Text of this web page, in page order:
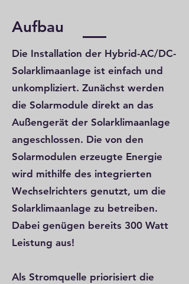
Aufbau
Die Installation der Hybrid-AC/DC-
Solarklimaanlage ist einfach und
unkompliziert. Zunächst werden
die Solarmodule direkt an das
Außengerät der Solarklimaanlage
angeschlossen. Die von den
Solarmodulen erzeugte Energie
wird mithilfe des integrierten
Wechselrichters genutzt, um die
Solarklimaanlage zu betreiben.
Dabei genügen bereits 300 Watt
Leistung aus!
Als Stromquelle priorisiert die